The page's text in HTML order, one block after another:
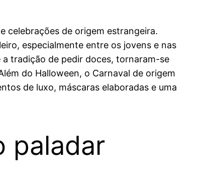
celebrações de origem estrangeira.
especialmente entre os jovens e nas
tradição de pedir doces, tornaram-se
do Halloween, o Carnaval de origem
de luxo, máscaras elaboradas e uma
paladar